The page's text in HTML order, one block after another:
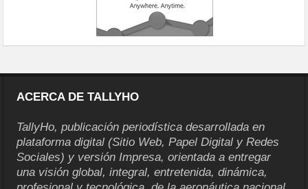
ACERCA DE TALLYHO
TallyHo, publicación periodística desarrollada en
plataforma digital (Sitio Web, Papel Digital y Redes
Sociales) y versión Impresa, orientada a entregar
una visión global, integral, entretenida, dinámica,